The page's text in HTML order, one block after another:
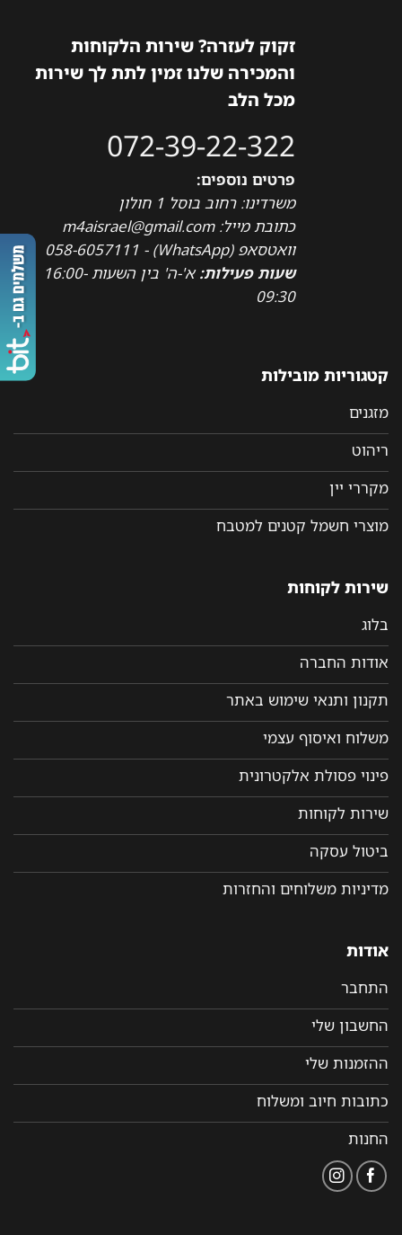
זקוק לעזרה? שירות הלקוחות
והמכירה שלנו זמין לתת לך שירות
מכל הלב
072-39-22-322
פרטים נוספים:
משרדינו: רחוב בוסל 1 חולון
כתובת מייל: m4aisrael@gmail.com
וואטסאפ (WhatsApp) - 058-6057111
שעות פעילות:
א'-ה' בין השעות 16:00-
09:30
קטגוריות מובילות
מזגנים
ריהוט
מקררי יין
מוצרי חשמל קטנים למטבח
שירות לקוחות
בלוג
אודות החברה
תקנון ותנאי שימוש באתר
משלוח ואיסוף עצמי
פינוי פסולת אלקטרונית
שירות לקוחות
ביטול עסקה
מדיניות משלוחים והחזרות
אודות
התחבר
החשבון שלי
ההזמנות שלי
כתובות חיוב ומשלוח
החנות